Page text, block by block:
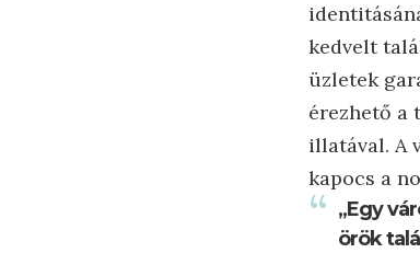
kedvelt
üzletek
érezhető a
illatával. A
kapocs a
„Egy
örök